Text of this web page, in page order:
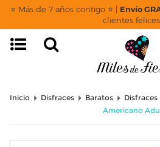
⭐ Más de 7 años contigo ⭐ | Envío
clientes
Inicio Disfraces Baratos
Americano